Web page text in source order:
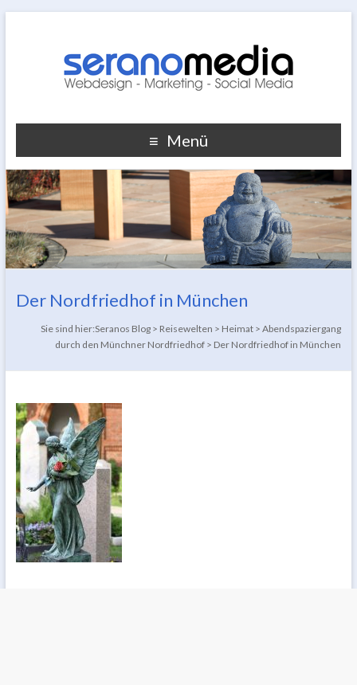
Menü
Der Nordfriedhof in München
Sie sind hier:Seranos Blog > Reisewelten > Heimat >Abendspaziergang
durch den Münchner Nordfriedhof > Der Nordfriedhof in München